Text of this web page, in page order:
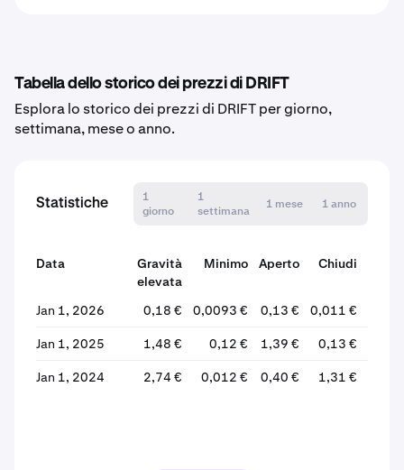
Tabella dello storico dei prezzi di DRIFT
Esplora lo storico dei prezzi di DRIFT per giorno,
settimana, mese o anno.
Statistiche
1
giorno
1
settimana
1 mese 1 anno
Data
Gravità
elevata
Minimo Aperto
Chiudi
Jan 1, 2026
0,18 € 0,0093 € 0,13 € 0,011 €
Jan 1, 2025 1,48 € 0,12 € 1,39 € 0,13 €
Jan 1, 2024 2,74 € 0,012 € 0,40 € 1,31 €